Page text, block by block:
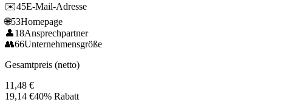
✉️45E-Mail-Adresse
🌐53Homepage
👤18Ansprechpartner
👥66Unternehmensgröße
Gesamtpreis (netto)
11,48 €
19,14 €40% Rabatt